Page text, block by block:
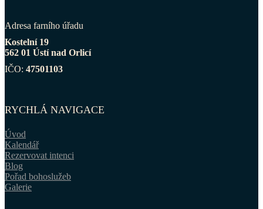
Adresa farního úřadu
Kostelní 19
562 01 Ústí nad Orlicí
IČO: 47501103
RYCHLÁ NAVIGACE
Úvod
Kalendář
Rezervovat intenci
Blog
Pořad bohoslužeb
Galerie